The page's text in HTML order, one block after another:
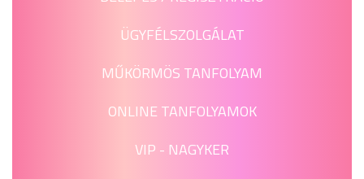
ÜGYFÉLSZOLGÁLAT
MŰKÖRMÖS TANFOLYAM
ONLINE TANFOLYAMOK
VIP - NAGYKER